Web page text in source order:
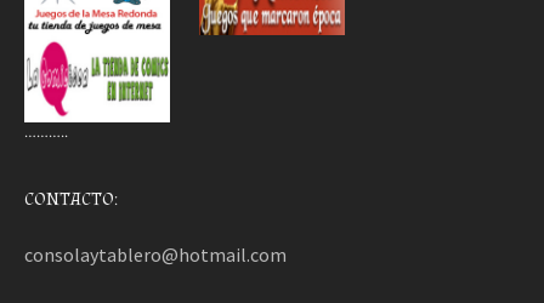
………..
CONTACTO:
consolaytablero@hotmail.com